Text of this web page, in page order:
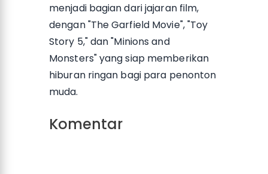
menjadi bagian dari jajaran film,
dengan "The Garfield Movie", "Toy
Story 5," dan "Minions and
Monsters" yang siap memberikan
hiburan ringan bagi para penonton
muda.
Komentar